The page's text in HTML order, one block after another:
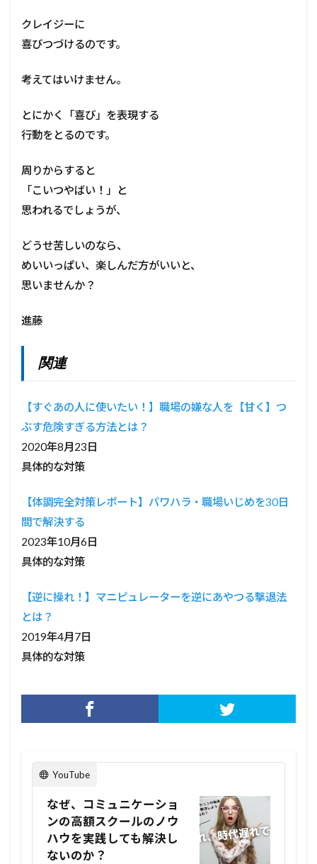
クレイジーに
喜びつづけるのです。
考えてはいけません。
とにかく「喜び」を表現する
行動をとるのです。
周りからすると
「こいつやばい！」と
思われるでしょうが、
どうせ苦しいのなら、
めいいっぱい、楽しんだ方がいいと、
思いませんか？
進藤
関連
【すぐあの人に使いたい！】職場の嫌な人を【甘く】つ
ぶす危険すぎる方法とは？
2020年8月23日
具体的な対策
【体調完全対策レポート】パワハラ・職場いじめを30日
間で解決する
2023年10月6日
具体的な対策
【逆に操れ！】マニピュレーターを逆にあやつる撃退法
とは？
2019年4月7日
具体的な対策
YouTube
なぜ、コミュニケーショ
ンの高額スクールのノウ
ハウを実践しても解決し
ないのか？